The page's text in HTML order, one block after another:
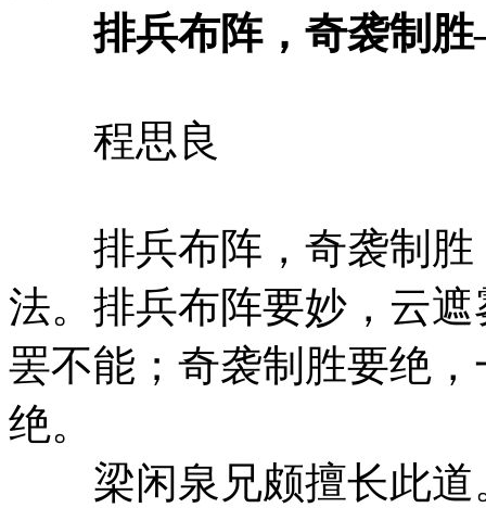
排兵布阵，奇袭制
程思良
排兵布阵，奇袭制胜
法。排兵布阵要妙，云
罢不能；奇袭制胜要绝
绝。
梁闲泉兄颇擅长此道